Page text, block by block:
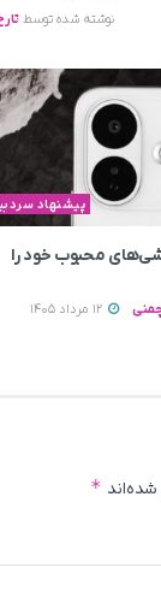
نوشته شده توسط
پیشنهاد
محبوب خود را
12 مرداد 1405
*